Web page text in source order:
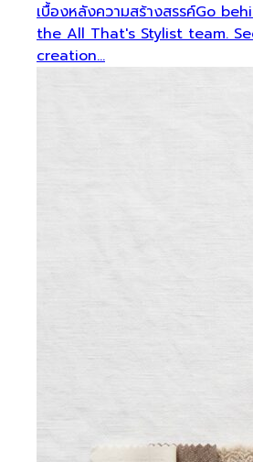
เบื้องหลังความสร้างสรรค์Go
the All That's Stylist team.
creation…